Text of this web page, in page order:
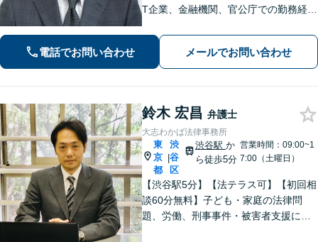
T企業、金融機関、官公庁での勤務経験
を解決に導きます。【電話・メール・
WEB面談可】【渋谷駅6分】
電話でお問い合わせ メールでお問い合わせ
鈴木 宏昌 弁護士
大志わかば法律事務所
東
京
都
|
渋
谷
区
渋谷駅 か
ら徒歩5分
営業時間：09:00~1
7:00（土曜日）
【渋谷駅5分】【法テラス可】【初回相
談60分無料】子ども・家庭の法律問
題、労働、刑事事件・被害者支援に注